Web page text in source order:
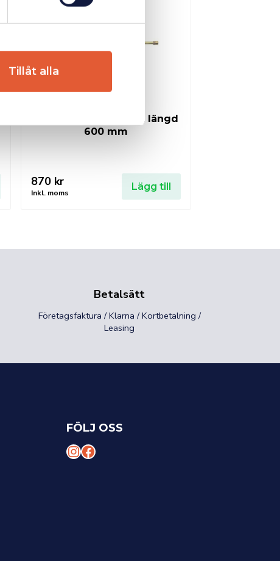
Tillåt alla
SIEVERT PRO 88 Böjt, längd
600 mm
870 kr
Inkl. moms
Lägg till
Betalsätt
Företagsfaktura / Klarna / Kortbetalning /
Leasing
FÖLJ OSS
I F